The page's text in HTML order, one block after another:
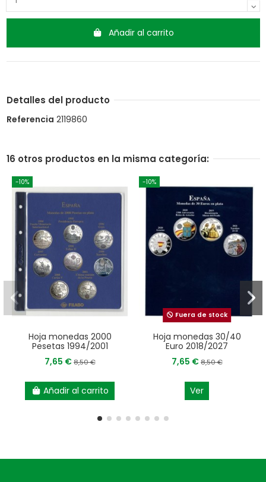
Añadir al carrito
Detalles del producto
Referencia 2119860
16 otros productos en la misma categoría:
-10%
Hoja monedas 2000
Pesetas 1994/2001
7,65 €8,50 €
Añadir al carrito
-10%
Fuera de stock
Hoja monedas 30/40
Euro 2018/2027
7,65 €8,50 €
Ver